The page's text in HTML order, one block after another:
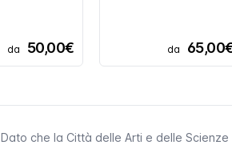
da 50,00€ da
Dato che la Città delle Arti e delle